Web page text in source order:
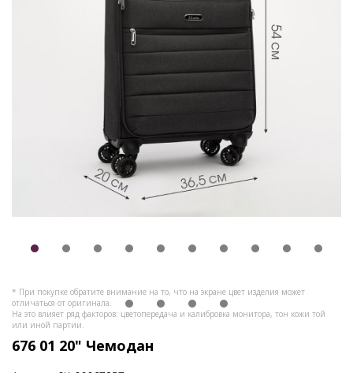
* При покупке обратите внимание на то, что на экране цвет изделия может
отличаться от оригинала.
На это влияет ряд факторов: цветопередача и калибровка монитора, тон кожи той
или иной партии.
676 01 20" Чемодан